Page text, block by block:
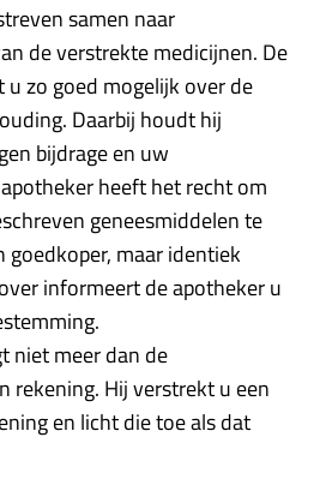
samen naar
de verstrekte medicijnen. De
zo goed mogelijk over de
Daarbij houdt hij
bijdrage en uw
heeft het recht om
geneesmiddelen te
goedkoper, maar identiek
informeert de apotheker u
niet meer dan de
rekening. Hij verstrekt u een
en licht die toe als dat